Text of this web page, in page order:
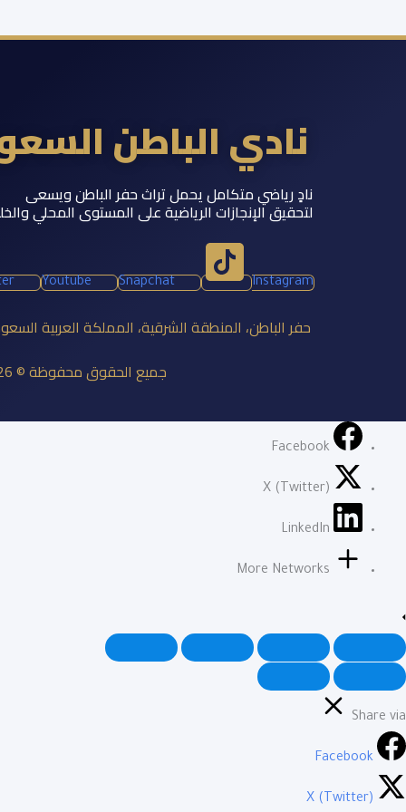
نادي الباطن
نادٍ رياضي متكامل يحمل تراث حفر الباطن ويسعى
لتحقيق الإنجازات الرياضية على المستوى المحلي
Youtube Snapchat Instagram
حفر الباطن، المنطقة الشرقية، المملكة العربية
جميع الحقوق محفوظة © 2026 نادي الباطن السعودي
Facebook
X (Twitter)
LinkedIn
More Networks
Share via
Facebook
X (Twitter)